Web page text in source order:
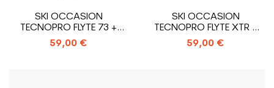
SKI OCCASION
TECNOPRO FLYTE 73 +
FIXATIONS
59,00 €
SKI OCCASION
TECNOPRO FLYTE XTR +
FIXATIONS
59,00 €